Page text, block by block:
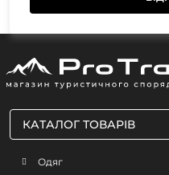
КАТАЛОГ ТОВАРІВ
Одяг